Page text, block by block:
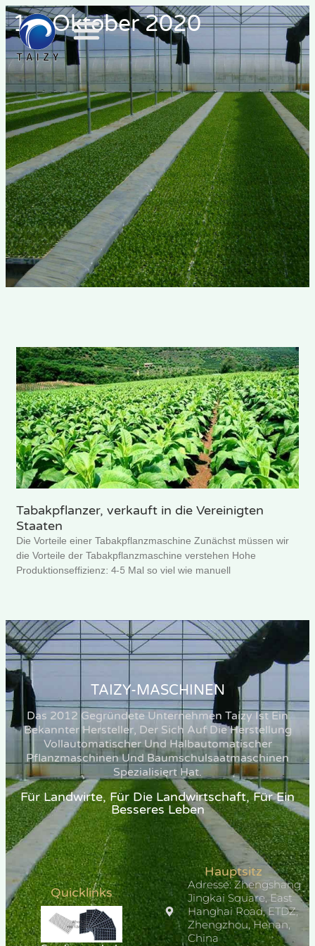
14. Oktober 2020
Tabakpflanzer, verkauft in die Vereinigten
Staaten
Die Vorteile einer Tabakpflanzmaschine Zunächst müssen wir
die Vorteile der Tabakpflanzmaschine verstehen Hohe
Produktionseffizienz: 4-5 Mal so viel wie manuell
TAIZY-MASCHINEN
Das 2012 Gegründete Unternehmen Taizy Ist Ein
Bekannter Hersteller, Der Sich Auf Die Herstellung
Vollautomatischer Und Halbautomatischer
Pflanzmaschinen Und Baumschulsaatmaschinen
Spezialisiert Hat.
Für Landwirte, Für Die Landwirtschaft, Für Ein
Besseres Leben
Quicklinks
Hauptsitz
Adresse: Zhengshang
Jingkai Square, East
Hanghai Road, ETDZ,
Zhengzhou, Henan,
China